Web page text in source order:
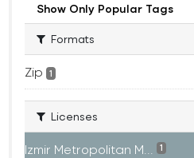
Show Only Popular Tags
Formats
Zip 1
Licenses
Izmir Metropolitan M... 1